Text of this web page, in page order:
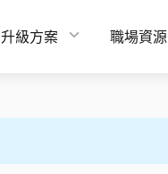
升級方案 職場資源